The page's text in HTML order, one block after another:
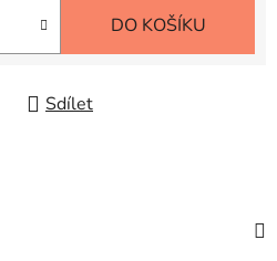
DO KOŠÍKU
Sdílet